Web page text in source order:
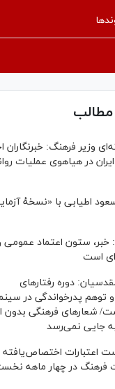
وزیر فرهنگ: خبرنگاران
در هیاهوی عملیات
اطیابی با «نسخهٔ
خبر، ستون اعتماد عمومی
است
دوره رفتارهای
توهم پدرخواندگی در
شعارهای فرهنگی بدون
جایی نمی‌رسد
اعتبارات اختصاص‌یافته
فرهنگ در چهار ماهه